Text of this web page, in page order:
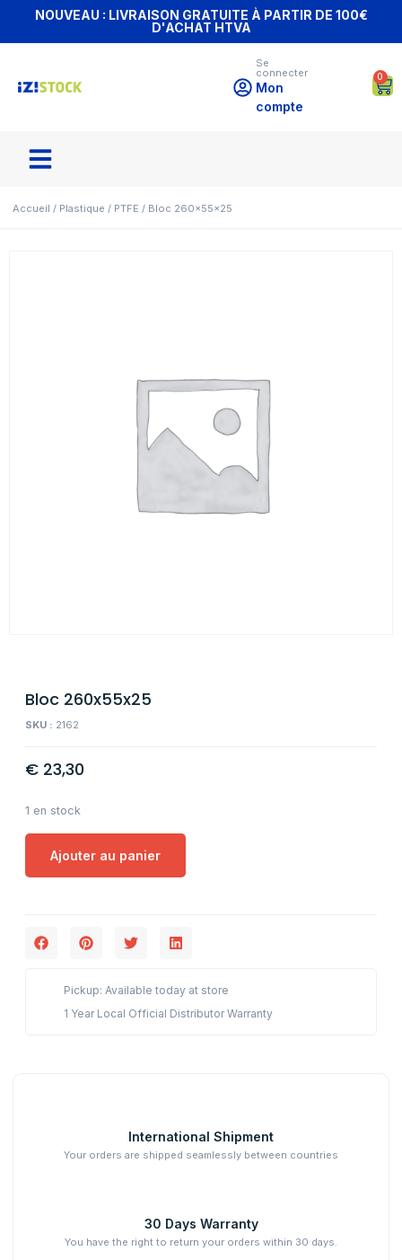
NOUVEAU : LIVRAISON GRATUITE À PARTIR DE 100€
D'ACHAT HTVA
Se
connecter
Mon
compte
0
Accueil / Plastique / PTFE / Bloc 260x55x25
Bloc 260x55x25
SKU : 2162
€ 23,30
1 en stock
Ajouter au panier
Pickup: Available today at store
1 Year Local Official Distributor Warranty
International Shipment
Your orders are shipped seamlessly between countries
30 Days Warranty
You have the right to return your orders within 30 days.